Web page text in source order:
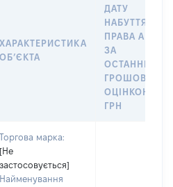
ХАРАКТЕРИСТИКА
ОБʼЄКТА
ДАТУ
НАБУТТЯ
ПРАВА АБО
ЗА
ОСТАННЬОЮ
ГРОШОВОЮ
ОЦІНКОЮ,
ГРН
Торгова марка:
[Не
застосовується]
Найменування